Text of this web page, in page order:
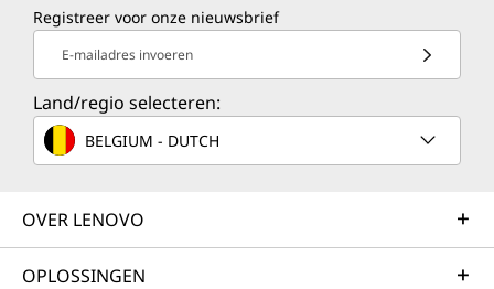
Registreer voor onze nieuwsbrief
E-mailadres invoeren
Land/regio selecteren:
BELGIUM - DUTCH
OVER LENOVO
OPLOSSINGEN